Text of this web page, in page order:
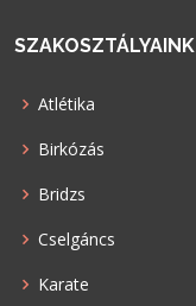
SZAKOSZTÁLYAINK
Atlétika
Birkózás
Bridzs
Cselgáncs
Karate